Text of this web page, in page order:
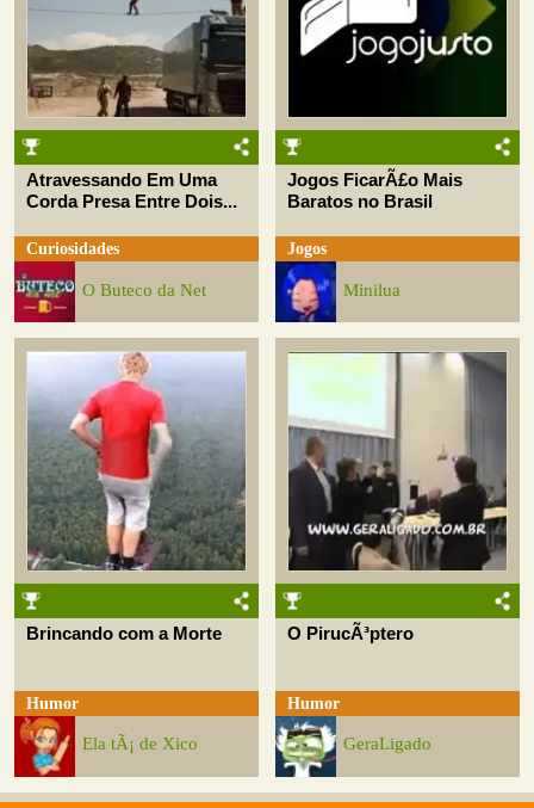
Atravessando Em Uma
Corda Presa Entre Dois...
Curiosidades
O Buteco da Net
Jogos FicarÃ£o Mais
Baratos no Brasil
Jogos
Minilua
Brincando com a Morte
Humor
Ela tÃ¡ de Xico
O PirucÃ³ptero
Humor
GeraLigado